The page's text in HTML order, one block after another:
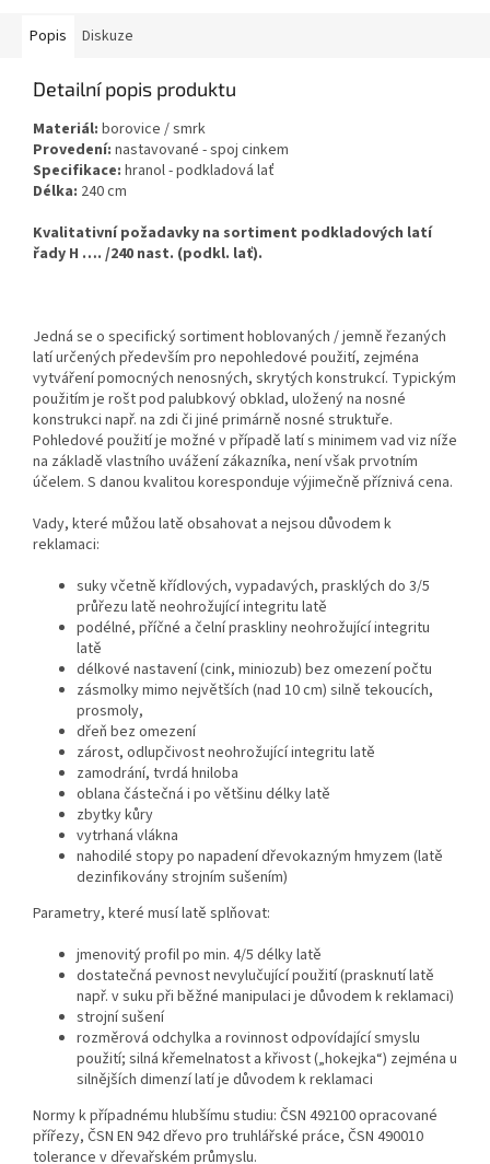
Popis Diskuze
Detailní popis produktu
Materiál: borovice / smrk
Provedení: nastavované - spoj cinkem
Specifikace: hranol - podkladová lať
Délka: 240 cm
Kvalitativní požadavky na sortiment podkladových latí
řady H …. /240 nast. (podkl. lať).
Jedná se o specifický sortiment hoblovaných / jemně řezaných
latí určených především pro nepohledové použití, zejména
vytváření pomocných nenosných, skrytých konstrukcí. Typickým
použitím je rošt pod palubkový obklad, uložený na nosné
konstrukci např. na zdi či jiné primárně nosné struktuře.
Pohledové použití je možné v případě latí s minimem vad viz níže
na základě vlastního uvážení zákazníka, není však prvotním
účelem. S danou kvalitou koresponduje výjimečně příznivá cena.
Vady, které můžou latě obsahovat a nejsou důvodem k
reklamaci:
suky včetně křídlových, vypadavých, prasklých do 3/5
průřezu latě neohrožující integritu latě
podélné, příčné a čelní praskliny neohrožující integritu
latě
délkové nastavení (cink, miniozub) bez omezení počtu
zásmolky mimo největších (nad 10 cm) silně tekoucích,
prosmoly,
dřeň bez omezení
zárost, odlupčivost neohrožující integritu latě
zamodrání, tvrdá hniloba
oblana částečná i po většinu délky latě
zbytky kůry
vytrhaná vlákna
nahodilé stopy po napadení dřevokazným hmyzem (latě
dezinfikovány strojním sušením)
Parametry, které musí latě splňovat:
jmenovitý profil po min. 4/5 délky latě
dostatečná pevnost nevylučující použití (prasknutí latě
např. v suku při běžné manipulaci je důvodem k reklamaci)
strojní sušení
rozměrová odchylka a rovinnost odpovídající smyslu
použití; silná křemelnatost a křivost („hokejka“) zejména u
silnějších dimenzí latí je důvodem k reklamaci
Normy k případnému hlubšímu studiu: ČSN 492100 opracované
přířezy, ČSN EN 942 dřevo pro truhlářské práce, ČSN 490010
tolerance v dřevařském průmyslu.